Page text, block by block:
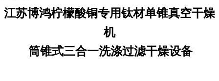
江苏博鸿柠檬酸铜专用钛材单锥真空干燥
机
筒锥式三合一洗涤过滤干燥设备